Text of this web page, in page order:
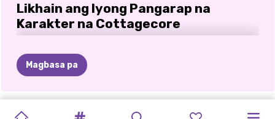
Likhain ang Iyong Pangarap na
Karakter na Cottagecore
bulaklak, maghurno ng tinapay na gawa sa bahay sa isang
kubo sa kanayunan, o lumikha lamang ng perpektong
maaliwalas na anime avatar,
anime dress-up gamena ito ay nagbibigay-daan sa iyong
bumuo ng isang natatanging karakter mula sa simula. I-
Magbasa pa
MGA
PRINSESA
CONCERT PASTEL